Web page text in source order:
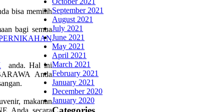
bisa memilih
bagi semua
anda. Hal ini
Anda
makanan
Anda secara
September 2021
August 2021
July 2021
June 2021
May 2021
April 2021
March 2021
February 2021
January 2021
December 2020
January 2020